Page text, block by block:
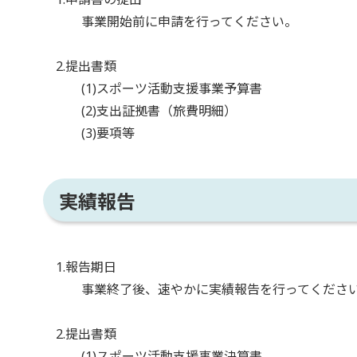
事業開始前に申請を行ってください。
2.提出書類
(1)スポーツ活動支援事業予算書
(2)支出証拠書（旅費明細）
(3)要項等
実績報告
1.報告期日
事業終了後、速やかに実績報告を行ってくださ
2.提出書類